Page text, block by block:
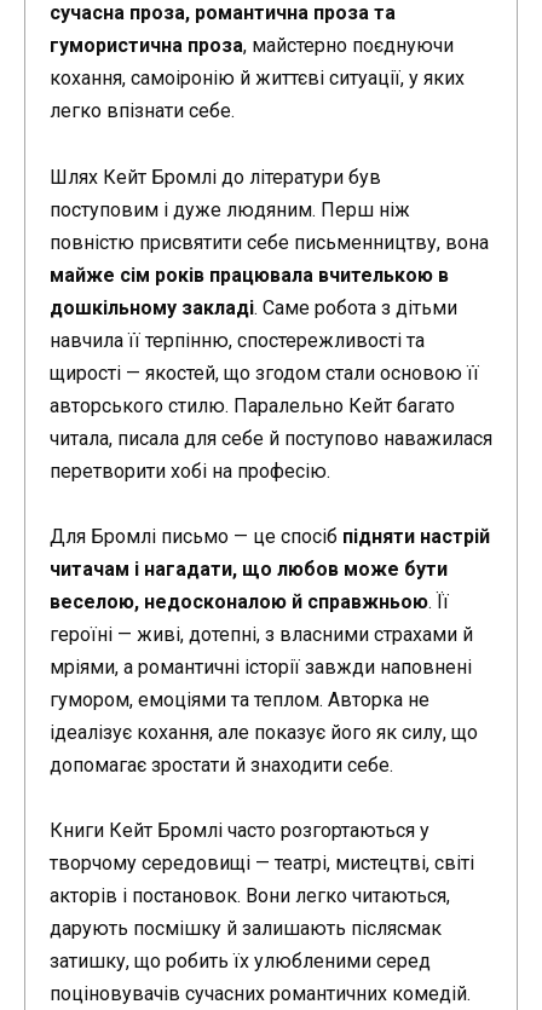
сучасна проза, романтична проза та
гумористична проза, майстерно поєднуючи
кохання, самоіронію й життєві ситуації, у яких
легко впізнати себе.
Шлях Кейт Бромлі до літератури був
поступовим і дуже людяним. Перш ніж
повністю присвятити себе письменництву, вона
майже сім років працювала вчителькою в
дошкільному закладі. Саме робота з дітьми
навчила її терпінню, спостережливості та
щирості — якостей, що згодом стали основою її
авторського стилю. Паралельно Кейт багато
читала, писала для себе й поступово наважилася
перетворити хобі на професію.
Для Бромлі письмо — це спосіб підняти настрій
читачам і нагадати, що любов може бути
веселою, недосконалою й справжньою. Її
героїні — живі, дотепні, з власними страхами й
мріями, а романтичні історії завжди наповнені
гумором, емоціями та теплом. Авторка не
ідеалізує кохання, але показує його як силу, що
допомагає зростати й знаходити себе.
Книги Кейт Бромлі часто розгортаються у
творчому середовищі — театрі, мистецтві, світі
акторів і постановок. Вони легко читаються,
дарують посмішку й залишають післясмак
затишку, що робить їх улюбленими серед
поціновувачів сучасних романтичних комедій.